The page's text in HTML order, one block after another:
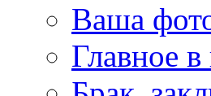
Ваша
Главное